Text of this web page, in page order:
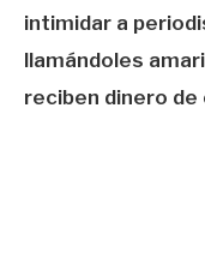
intimidar a
llamándoles
reciben dinero